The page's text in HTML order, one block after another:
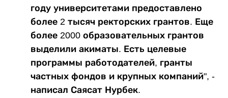
году университетами предоставлено
более 2 тысяч ректорских грантов. Еще
более 2000 образовательных грантов
выделили акиматы. Есть целевые
программы работодателей, гранты
частных фондов и крупных компаний", -
написал Саясат Нурбек.